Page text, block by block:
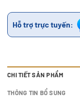
Hỗ trợ trực tuyến:
CHI TIẾT SẢN PHẨM
THÔNG TIN BỔ SUNG